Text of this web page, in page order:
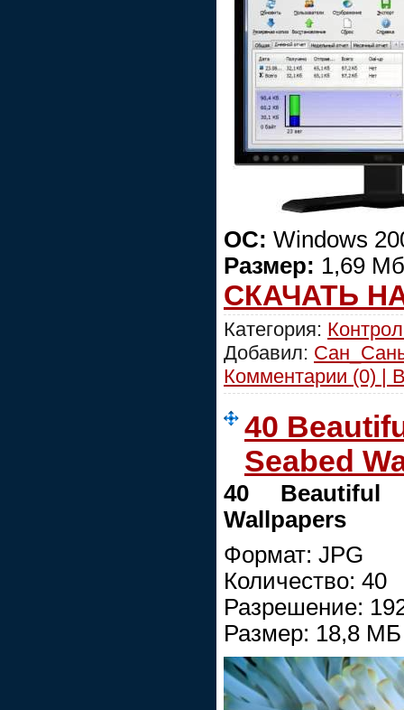
ОС: Windows
Размер: 1,69
СКАЧАТЬ
Категория:
Добавил:
Комментарии (0) |
40
Seabed
40
Wallpapers
Формат: JPG
Количество: 40
Разрешение:
Размер: 18,8 МБ